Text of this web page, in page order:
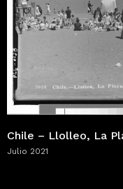
Chile – Llolleo, La
Julio 2021